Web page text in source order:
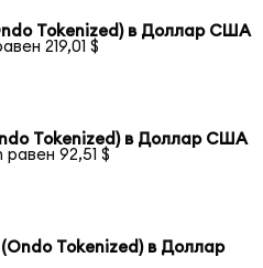
Tokenized) в Доллар США
219,01 $
Tokenized) в Доллар США
равен 92,51 $
Tokenized) в Доллар